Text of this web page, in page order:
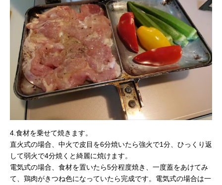
4.食材を乗せて焼きます。
直火式の場合、中火で皮目を6分焼いたら強火で1分、ひっくり返
して弱火で4分焼くと綺麗に焼けます。
電気式の場合、食材を置いたら5分程度焼き、一度蓋をあけてみ
て、鶏肉がきつね色になっていたら完成です。電気式の場合は一